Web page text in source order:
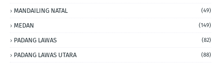
MANDAILING NATAL (49)
MEDAN (149)
PADANG LAWAS (82)
PADANG LAWAS UTARA (88)